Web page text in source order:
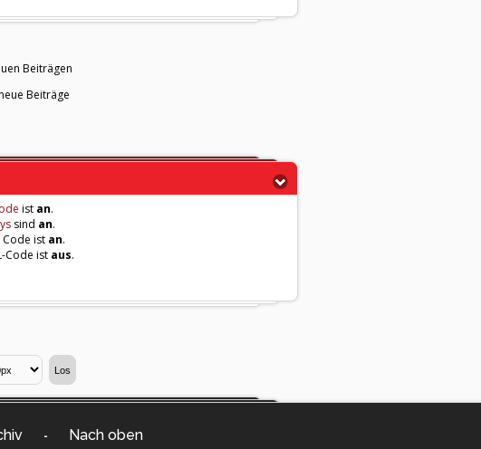
Beiträgen
Beiträge
ist an.
sind an.
Code ist an.
Code ist aus.
- Nach oben